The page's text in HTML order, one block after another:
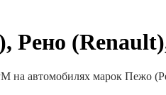
на автомобилях марок Пежо (